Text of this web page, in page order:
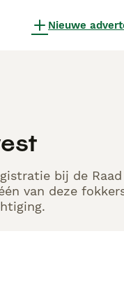
Nieuwe
bij de
van deze